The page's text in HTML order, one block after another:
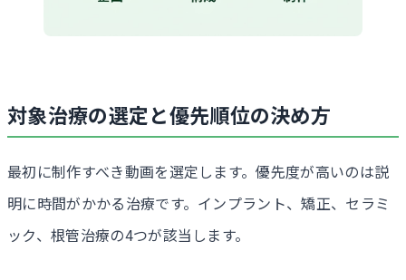
対象治療の選定と優先順位の決め方
最初に制作すべき動画を選定します。優先度が高いのは説
明に時間がかかる治療です。インプラント、矯正、セラミ
ック、根管治療の4つが該当します。